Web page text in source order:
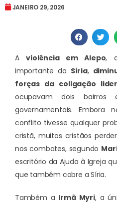
JANEIRO 29, 2026
Aviolência em Alepo,
importante da Síria,
forças da coligação
ocupavam dois
governamentais. Embora
conflito tivesse qualquer
cristã, muitos cristãos
nos combates, segundo
escritório da Ajuda à Igreja
que também cobre a Síria.
Também a Irmã Myri, a